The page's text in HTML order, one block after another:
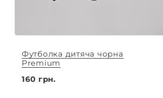
Футболка дитяча чорна
Premium
160 грн.